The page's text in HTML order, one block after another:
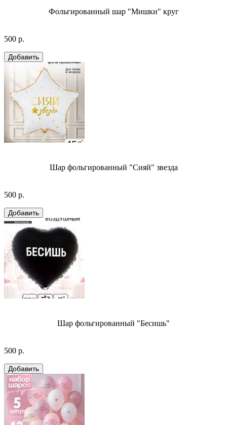
Фольгированный шар "Мишки" круг
500 р.
Шар фольгированный "Сияй" звезда
500 р.
Шар фольгированный "Бесишь"
500 р.